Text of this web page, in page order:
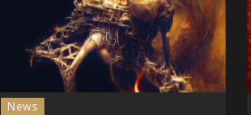
News